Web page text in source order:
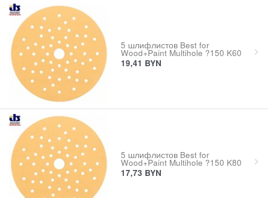
5 шлифлистов Best for
Wood+Paint Multihole ?150 K60
19,41 BYN
5 шлифлистов Best for
Wood+Paint Multihole ?150 K80
17,73 BYN